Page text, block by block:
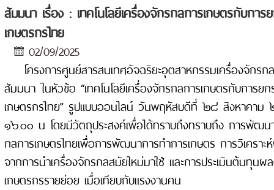
สัมมนา เรื่อง : เทคโนโลยีเครื่องจักรกลการเกษตรกับกา
เกษตรกรไทย
02/09/2025
โครงการศูนย์สารสนเทศอัจฉริยะอุตสาหกรรมเครื่องจัก
สัมมนา ในหัวข้อ “เทคโนโลยีเครื่องจักรกลการเกษตรกับการ
เกษตรกรไทย” รูปแบบออนไลน์ วันพฤหัสบดีที่ ๒๘ สิงหาค
๑๖.๐๐ น โดยมีวัตถุประสงค์เพื่อได้ทราบถึงทราบถึง การพัฒนา
กลการเกษตรไทยเพื่อการพัฒนาการทำการเกษตร การวิเครา
จากการนำเครื่องจักรกลสมัยใหม่มาใช้ และการประเมินต้นทุน
เกษตรกรรายย่อย เมื่อเทียบกับแรงงานคน